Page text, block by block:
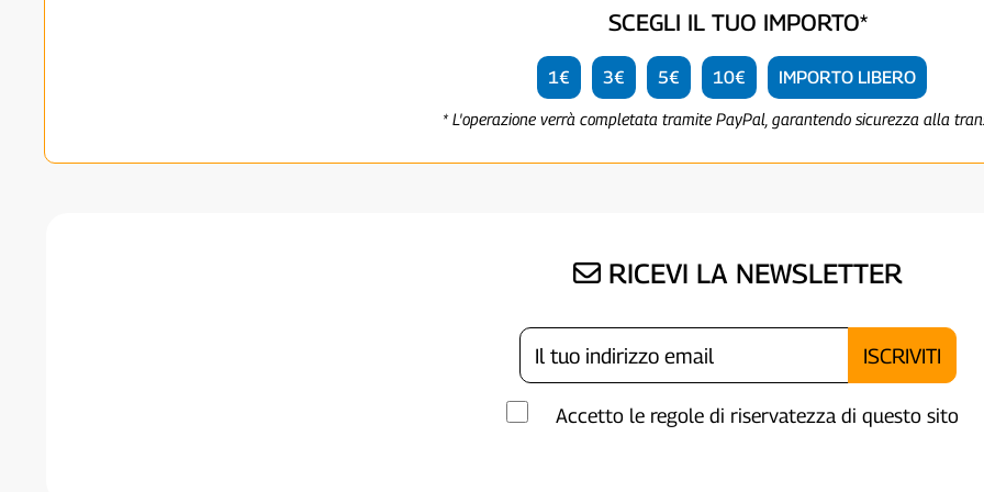
SCEGLI IL TUO IMPORTO*
1€ 3€ 5€ 10€ IMPORTO LIBERO
* L'operazione verrà completata tramite PayPal, garantendo sicurezza alla
RICEVI LA NEWSLETTER
Accetto le regole di riservatezza di questo sito